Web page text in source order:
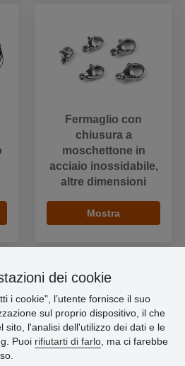
Fermaglio con
chiusura a
moschettone in
acciaio inossidabile,
altre dimensioni
Mostra
dei cookie
i cookie", l’utente fornisce il suo
sul proprio dispositivo, il che
sito, l'analisi dell'utilizzo dei dati e le
Puoi rifiutarti di farlo , ma ci farebbe